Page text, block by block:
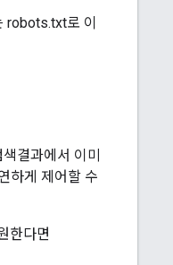
robots.txt로 이
결과에서 이미
하게 제어할 수
한다면